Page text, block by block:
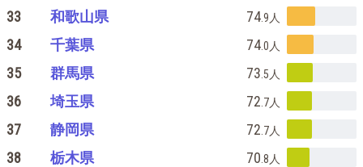
33 和歌山県 74.9 人
34 千葉県 74.0 人
35 群馬県 73 .5 人
36 埼玉県 72 .7人
37 静岡県 72 .7人
38 栃木県 70 .8 人